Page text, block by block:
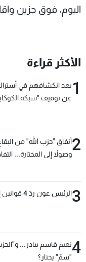
اليوم، فوق جزين
الأكثر قراءة
1بعد انكشافهم في
عن توقيف "شبكة
2أنفاق "حزب الله" من
وصولاً إلى المختارة...
3الرئيس عون ردّ 4 قوانين إلى مجلس النواب
4نعيم قاسم يبادر...
"سمّ" يختار؟
لاعلاناتكم